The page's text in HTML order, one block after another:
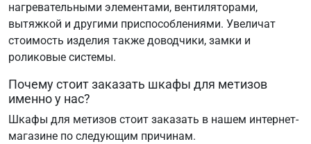
нагревательными элементами, вентиляторами,
вытяжкой и другими приспособлениями. Увеличат
стоимость изделия также доводчики, замки и
роликовые системы.
Почему стоит заказать шкафы для метизов
именно у нас?
Шкафы для метизов стоит заказать в нашем интернет-
магазине по следующим причинам.